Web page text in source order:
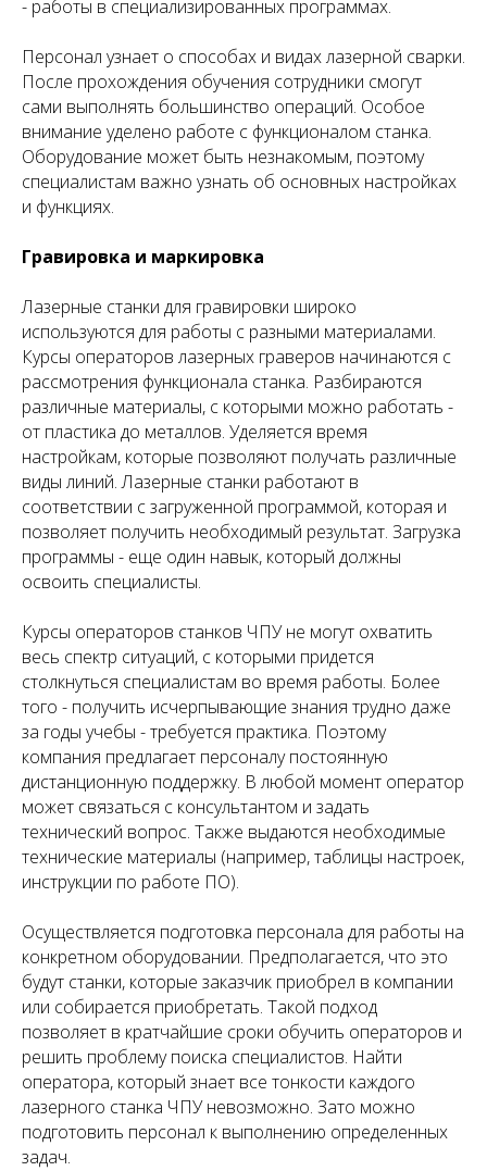
- работы в специализированных программах.
Персонал узнает о способах и видах лазерной сварки.
После прохождения обучения сотрудники смогут
сами выполнять большинство операций. Особое
внимание уделено работе с функционалом станка.
Оборудование может быть незнакомым, поэтому
специалистам важно узнать об основных настройках
и функциях.
Гравировка и маркировка
Лазерные станки для гравировки широко
используются для работы с разными материалами.
Курсы операторов лазерных граверов начинаются с
рассмотрения функционала станка. Разбираются
различные материалы, с которыми можно работать -
от пластика до металлов. Уделяется время
настройкам, которые позволяют получать различные
виды линий. Лазерные станки работают в
соответствии с загруженной программой, которая и
позволяет получить необходимый результат. Загрузка
программы - еще один навык, который должны
освоить специалисты.
Курсы операторов станков ЧПУ не могут охватить
весь спектр ситуаций, с которыми придется
столкнуться специалистам во время работы. Более
того - получить исчерпывающие знания трудно даже
за годы учебы - требуется практика. Поэтому
компания предлагает персоналу постоянную
дистанционную поддержку. В любой момент оператор
может связаться с консультантом и задать
технический вопрос. Также выдаются необходимые
технические материалы (например, таблицы настроек,
инструкции по работе ПО).
Осуществляется подготовка персонала для работы на
конкретном оборудовании. Предполагается, что это
будут станки, которые заказчик приобрел в компании
или собирается приобретать. Такой подход
позволяет в кратчайшие сроки обучить операторов и
решить проблему поиска специалистов. Найти
оператора, который знает все тонкости каждого
лазерного станка ЧПУ невозможно. Зато можно
подготовить персонал к выполнению определенных
задач.